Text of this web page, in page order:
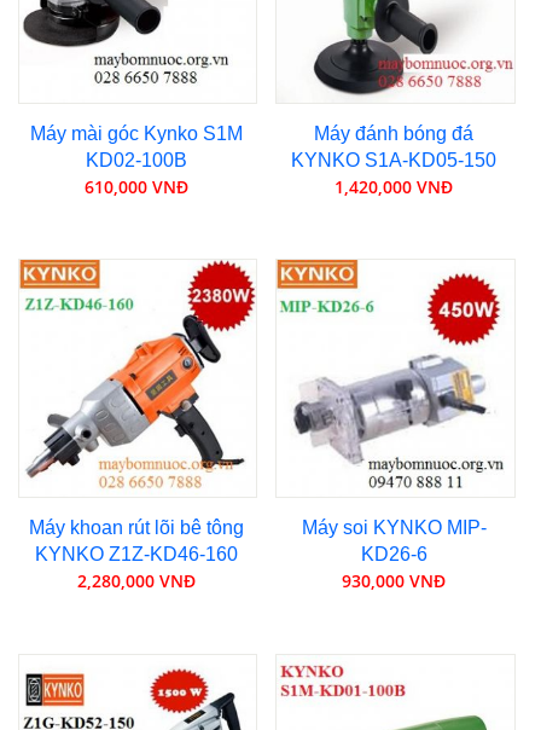
Máy mài góc Kynko S1M
KD02-100B
610,000 VNĐ
Máy đánh bóng đá
KYNKO S1A-KD05-150
1,420,000 VNĐ
Máy khoan rút lõi bê tông
KYNKO Z1Z-KD46-160
2,280,000 VNĐ
Máy soi KYNKO MIP-
KD26-6
930,000 VNĐ